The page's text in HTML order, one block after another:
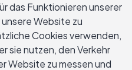
vs.
das theoretische
Marketing-Teams,
Strategen nutzen
das Funktionieren unserer
Website zu
Cookies verwenden,
sie nutzen, den Verkehr
Website zu messen und